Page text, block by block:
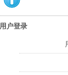
用户登录